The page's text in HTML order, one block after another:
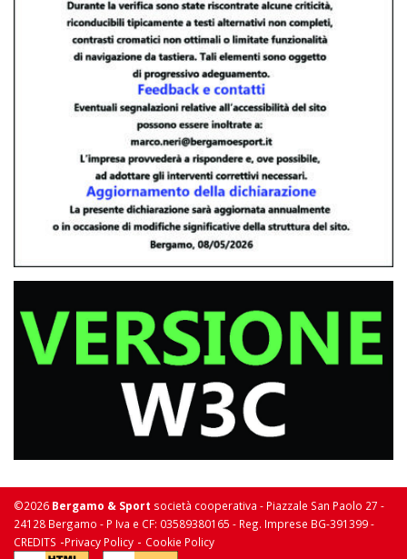
©2026 Bergamo & Sport società cooperativa - Piazzale San Paolo 27 -
24128 Bergamo - P Iva e CF: 03589380165 - Reg. Imprese BG-391399 -
CREDITS -Privacy Policy - Cookie Policy